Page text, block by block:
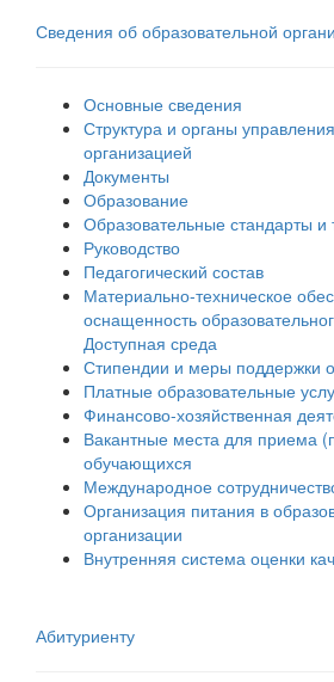
Сведения об образовательной
Основные сведения
Структура и органы
организацией
Документы
Образование
Образовательные стандарты и
Руководство
Педагогический состав
Материально-техническое
оснащенность
Доступная среда
Стипендии и меры поддержки
Платные образовательные
Финансово-хозяйственная
Вакантные места для приема
обучающихся
Международное
Организация питания в
организации
Внутренняя система оценки
Абитуриенту